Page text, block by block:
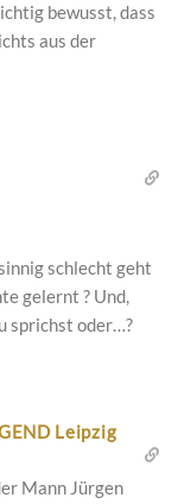
bewusst, dass
aus der
schlecht geht
gelernt ? Und,
sprichst oder…?
Leipzig
Mann Jürgen